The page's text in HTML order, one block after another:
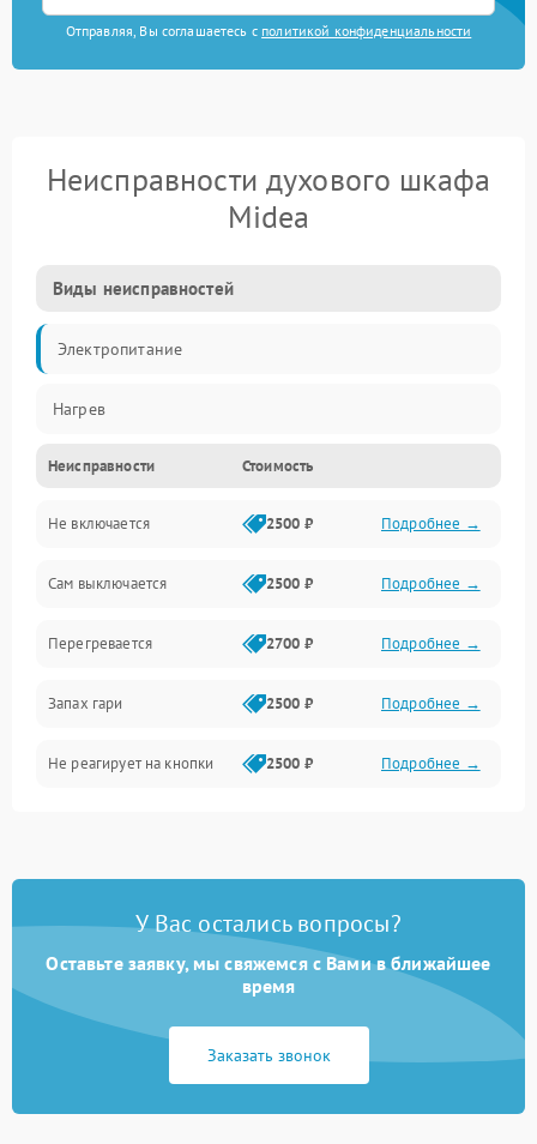
Отправляя, Вы соглашаетесь с политикой конфиденциальности
Неисправности духового шкафа
Midea
Виды неисправностей
Электропитание
Нагрев
Неисправности Стоимость
Не включается 2500 ₽ Подробнее →
Сам выключается 2500 ₽ Подробнее →
Перегревается 2700 ₽ Подробнее →
Запах гари 2500 ₽ Подробнее →
Не реагирует на кнопки 2500 ₽ Подробнее →
У Вас остались вопросы?
Оставьте заявку, мы свяжемся с Вами в ближайшее
время
Заказать звонок